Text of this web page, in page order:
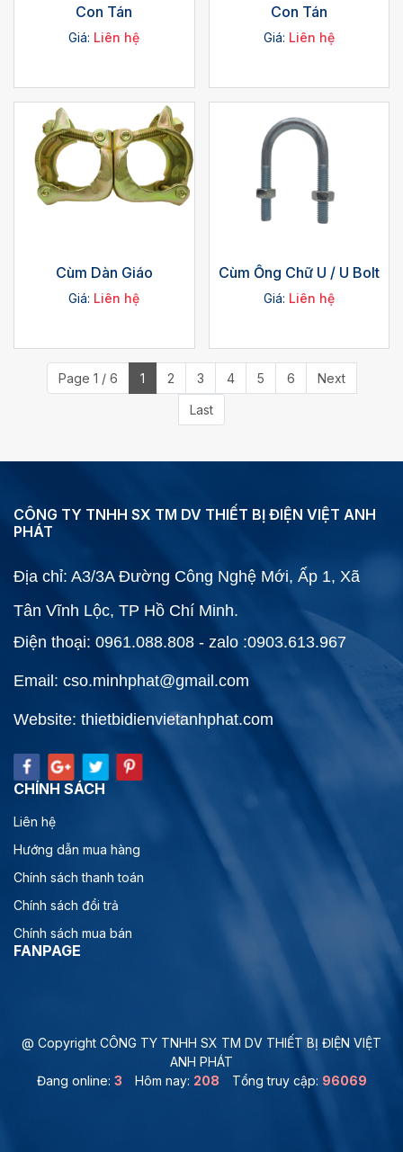
Con Tán
Giá: Liên hệ
Con Tán
Giá: Liên hệ
Cùm Dàn Giáo
Giá: Liên hệ
Cùm Ống Chữ U / U Bolt
Giá: Liên hệ
Page 1 / 6 1 2 3 4 5 6 Next
Last
CÔNG TY TNHH SX TM DV THIẾT BỊ ĐIỆN VIỆT ANH
PHÁT
Địa chỉ: A3/3A Đường Công Nghệ Mới, Ấp 1, Xã
Tân Vĩnh Lộc, TP Hồ Chí Minh.
Điện thoại: 0961.088.808 - zalo :0903.613.967
Email: cso.minhphat@gmail.com
Website: thietbidienvietanhphat.com
CHÍNH SÁCH
Liên hệ
Hướng dẫn mua hàng
Chính sách thanh toán
Chính sách đổi trả
Chính sách mua bán
FANPAGE
@ Copyright CÔNG TY TNHH SX TM DV THIẾT BỊ ĐIỆN VIỆT
ANH PHÁT
Đang online: 3 Hôm nay: 208 Tổng truy cập: 96069